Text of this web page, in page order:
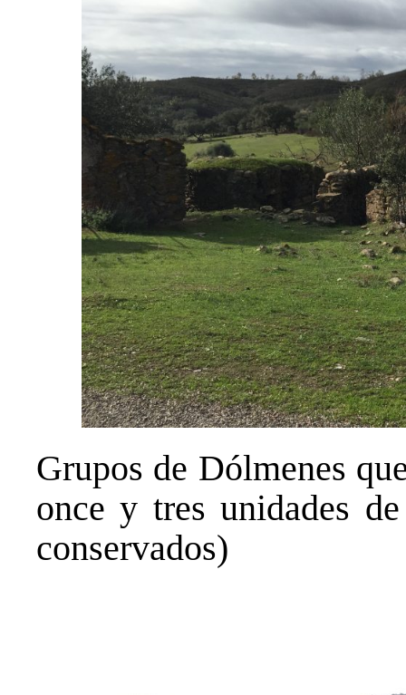
Grupos de Dólmenes
once y tres unidades
conservados)